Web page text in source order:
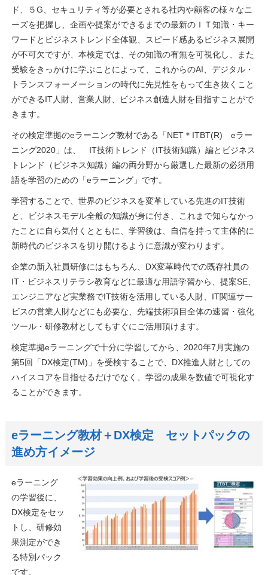
ド、５G、セキュリティ等が必要とされる社内や顧客の様々なニ
ーズを把握し、企画や提案ができるまでの最新のＩＴ知識・キー
ワードとビジネストレンド全体観、スピード感あるビジネス展開
が不可欠ですが、本検定では、その知識の有無を可視化し、また
受験をきっかけに学ぶことによって、これからのAI、デジタル・
トランスフォーメーションの時代に先見性をもって生き抜くこと
ができるIT人財、営業人財、ビジネス創造人財を目指すことがで
きます。
その検定準拠のeラーニング教材である「NET＊ITBT(R) eラー
ニング2020」は、 IT技術トレンド（IT技術知識）編とビジネス
トレンド（ビジネス知識）編の両分野から厳選した最新の必須用
語を学習のための「eラーニング」です。
学習することで、世界のビジネスを変革している先進のIT技術
と、ビジネスモデル全般の知識が身に付き、これまで知らなかっ
たことに自ら気付くとともに、学習後は、自信を持って主体的に
新時代のビジネスを切り開けるように意識が変わります。
企業の新入社員研修にはもちろん、DX変革時代での既存社員の
IT・ビジネスリテラシ教育などに最適な用語学習から、提案SE、
エンジニアなど実業務でIT技術を活用している人財、IT関連サー
ビスの営業人財などにも必要な、先端技術項目全体の速習・強化
ツール・研修教材としてもすぐにご活用頂けます。
検定準拠eラーニングで十分に学習してから、2020年7月実施の
第5回「DX検定(TM)」を受検することで、DX推進人財としての
ハイスコアを目指せるだけでなく、学習の成果を数値で可視化す
ることができます。
eラーニング教材＋DX検定 セットパックの
進め方イメージ
eラーニング
の学習後に、
DX検定をセッ
トし、研修効
果測定ができ
る特別パック
です。